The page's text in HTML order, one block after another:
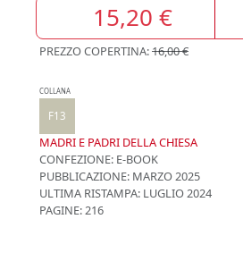
15,20 €
PREZZO COPERTINA:16,00 €
COLLANA
F13
MADRI E PADRI DELLA CHIESA
CONFEZIONE: E-BOOK
PUBBLICAZIONE: MARZO 2025
ULTIMA RISTAMPA: LUGLIO 2024
PAGINE: 216